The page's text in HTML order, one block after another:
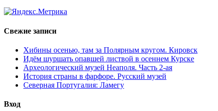
Свежие записи
Хибины осенью, там за Полярным кругом. Кировск
Идём шуршать опавшей листвой в осеннем Курске
Археологический музей Неаполя. Часть 2-ая
История страны в фарфоре. Русский музей
Северная Португалия: Ламегу
Вход